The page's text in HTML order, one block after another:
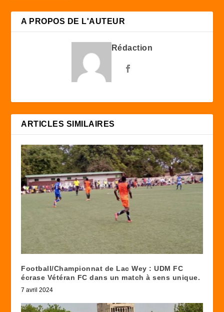
A PROPOS DE L'AUTEUR
Rédaction
ARTICLES SIMILAIRES
Football/Championnat de Lac Wey : UDM FC
écrase Vétéran FC dans un match à sens unique.
7 avril 2024